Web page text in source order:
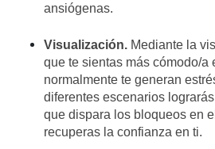
ansiógenas.
Visualización. Mediante la
que te sientas más cómodo/a
normalmente te generan
diferentes escenarios
que dispara los bloqueos en
recuperas la confianza en ti.